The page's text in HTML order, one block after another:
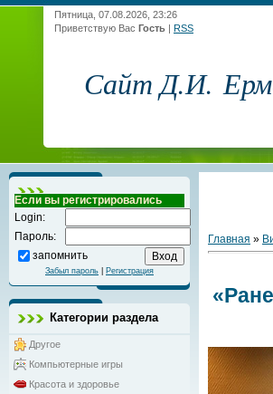
Пятница, 07.08.2026, 23:26
Приветствую Вас Гость | RSS
Сайт Д.И.
Если вы регистрировались
Login:
Пароль:
запомнить
Забыл пароль Регистрация
Категории раздела
Другое
Компьютерные игры
Красота и здоровье
Главная »